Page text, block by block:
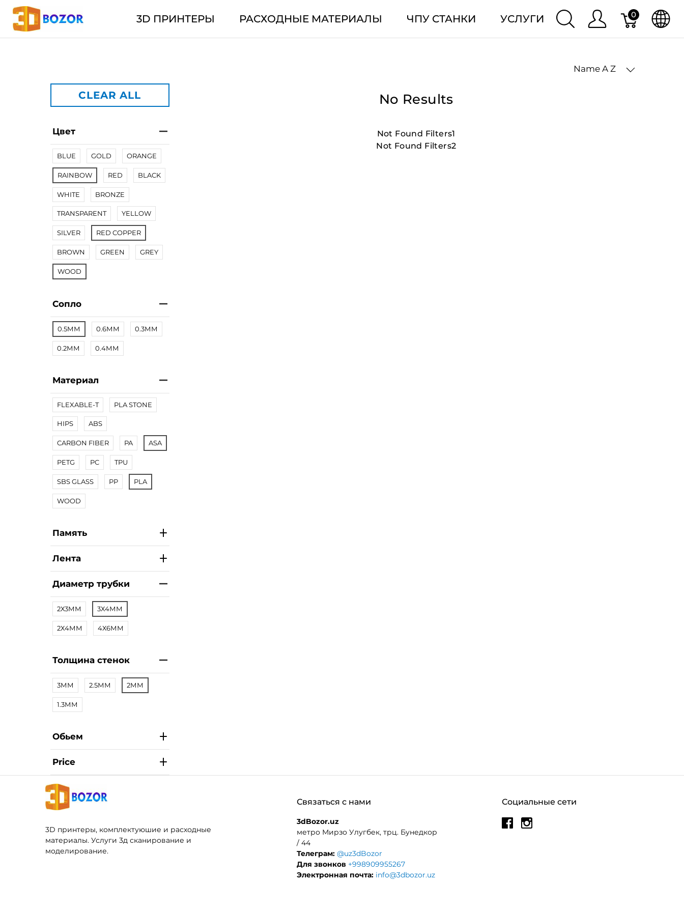
3D ПРИНТЕРЫ РАСХОДНЫЕ МАТЕРИАЛЫ ЧПУ СТАНКИ УСЛУГИ 0
Name A Z
CLEAR ALL
Цвет
BLUE GOLD ORANGE
RAINBOW RED BLACK
WHITE BRONZE
TRANSPARENT YELLOW
SILVER RED COPPER
BROWN GREEN GREY
WOOD
Сопло
0.5ММ 0.6ММ 0.3ММ
0.2ММ 0.4ММ
Материал
FLEXABLE-T PLA STONE
HIPS ABS
CARBON FIBER PA ASA
PETG PC TPU
SBS GLASS PP PLA
WOOD
Память
Лента
Диаметр трубки
2Х3ММ 3Х4ММ
2Х4ММ 4Х6ММ
Толщина стенок
3ММ 2.5ММ 2ММ
1.3ММ
Обьем
Price
No Results
Not Found Filters1
Not Found Filters2
3D принтеры, комплектуюшие и расходные
материалы. Услуги 3д сканирование и
моделирование.
Социальные сети
Связаться с нами
3dBozor.uz
метро Мирзо Улугбек, трц. Бунедкор
/ 44
Телеграм: @uz3dBozor
Для звонков +998909955267
Электронная почта: info@3dbozor.uz